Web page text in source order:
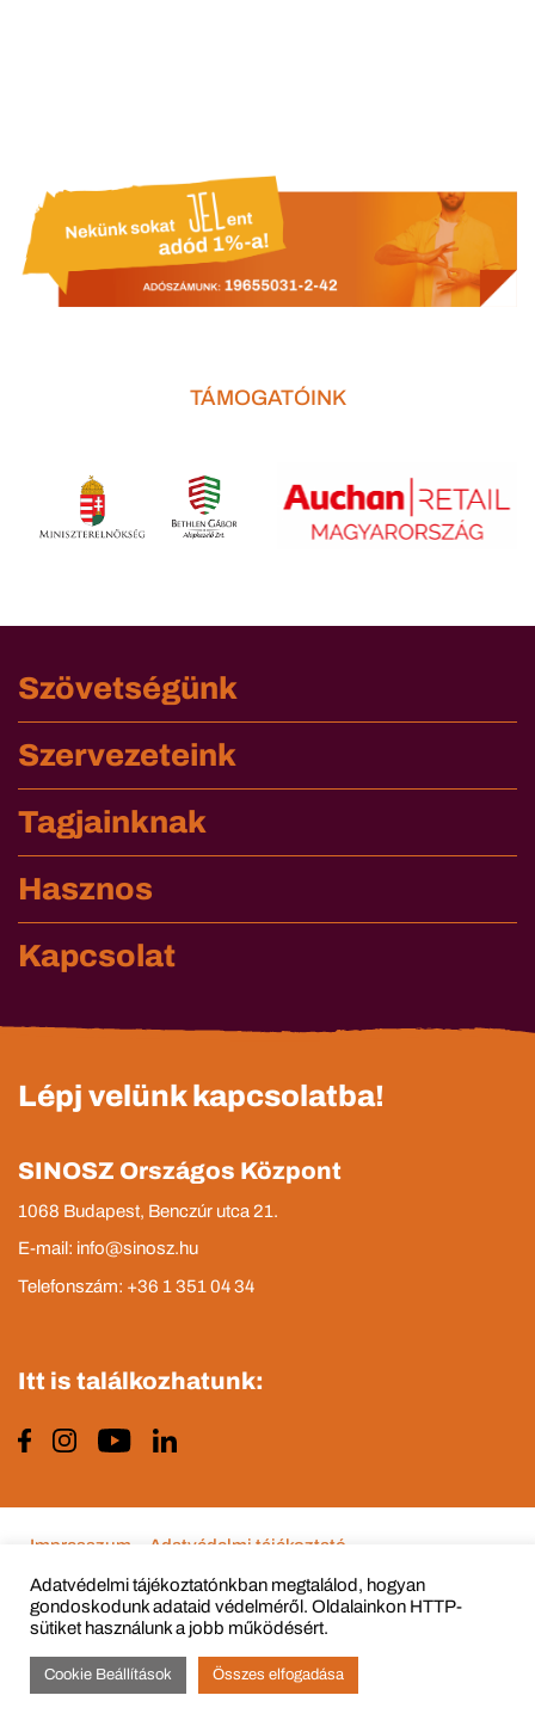
TÁMOGATÓINK
Szövetségünk
Szervezeteink
Tagjainknak
Hasznos
Kapcsolat
Lépj velünk kapcsolatba!
SINOSZ Országos Központ
1068 Budapest, Benczúr utca 21.
E-mail: info@sinosz.hu
Telefonszám: +36 1 351 04 34
Itt is találkozhatunk:
© Copyright 2015 - 2022 All Rights Reserved
Impresszum Adatvédelmi tájékoztató
Adatvédelmi tájékoztatónkban megtalálod, hogyan
gondoskodunk adataid védelméről. Oldalainkon HTTP-
sütiket használunk a jobb működésért.
Cookie Beállítások Összes elfogadása